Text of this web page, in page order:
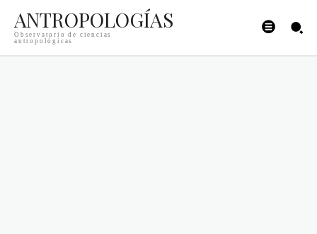
ANTROPOLOGÍAS
Observatorio de ciencias
antropológicas